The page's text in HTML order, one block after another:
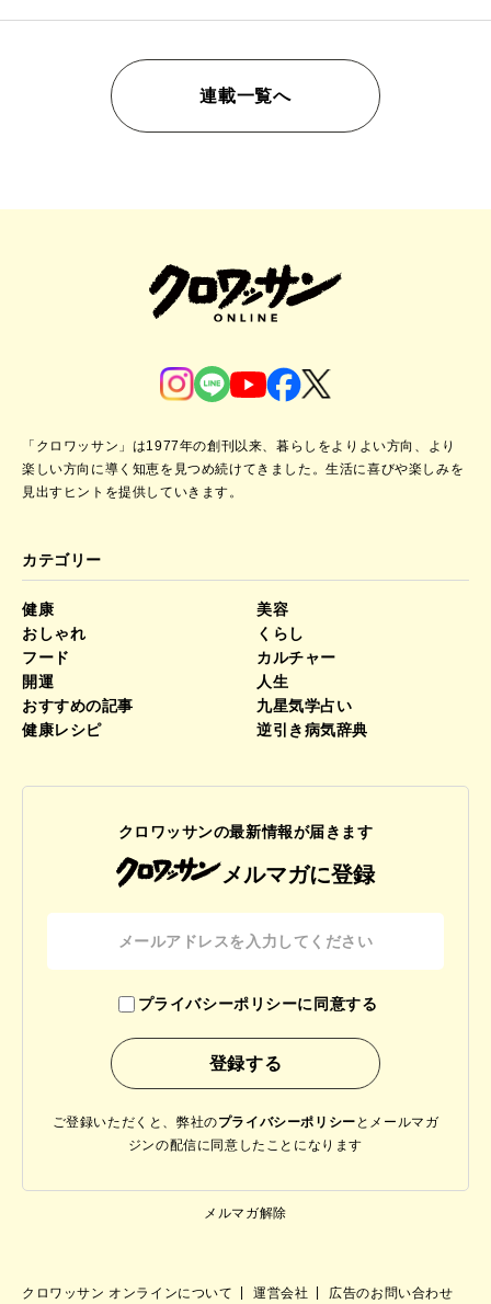
連載一覧へ
「クロワッサン」は1977年の創刊以来、暮らしをよりよい方向、より
楽しい方向に導く知恵を見つめ続けてきました。生活に喜びや楽しみを
見出すヒントを提供していきます。
カテゴリー
健康
美容
おしゃれ
くらし
フード
カルチャー
開運
人生
おすすめの記事
九星気学占い
健康レシピ
逆引き病気辞典
クロワッサンの最新情報が届きます
メルマガに登録
プライバシーポリシーに同意する
ご登録いただくと、弊社のプライバシーポリシー と メールマガ
ジンの配信に同意したことになります
メルマガ解除
クロワッサン オンラインについて 運営会社 広告のお問い合わせ